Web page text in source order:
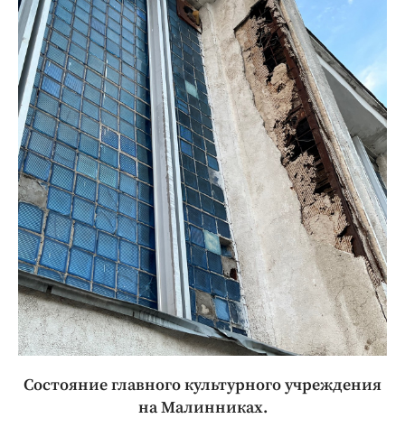
Состояние главного культурного учреждения
на Малинниках.